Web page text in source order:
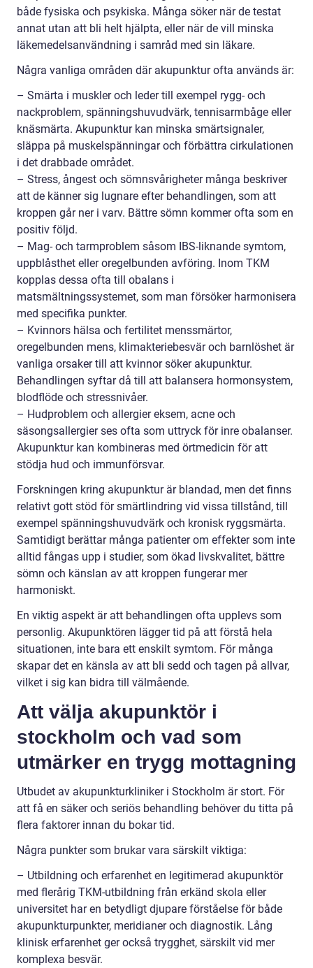
både fysiska och psykiska. Många söker när de testat
annat utan att bli helt hjälpta, eller när de vill minska
läkemedelsanvändning i samråd med sin läkare.
Några vanliga områden där akupunktur ofta används är:
– Smärta i muskler och leder till exempel rygg- och
nackproblem, spänningshuvudvärk, tennisarmbåge eller
knäsmärta. Akupunktur kan minska smärtsignaler,
släppa på muskelspänningar och förbättra cirkulationen
i det drabbade området.
– Stress, ångest och sömnsvårigheter många beskriver
att de känner sig lugnare efter behandlingen, som att
kroppen går ner i varv. Bättre sömn kommer ofta som en
positiv följd.
– Mag- och tarmproblem såsom IBS-liknande symtom,
uppblåsthet eller oregelbunden avföring. Inom TKM
kopplas dessa ofta till obalans i
matsmältningssystemet, som man försöker harmonisera
med specifika punkter.
– Kvinnors hälsa och fertilitet menssmärtor,
oregelbunden mens, klimakteriebesvär och barnlöshet är
vanliga orsaker till att kvinnor söker akupunktur.
Behandlingen syftar då till att balansera hormonsystem,
blodflöde och stressnivåer.
– Hudproblem och allergier eksem, acne och
säsongsallergier ses ofta som uttryck för inre obalanser.
Akupunktur kan kombineras med örtmedicin för att
stödja hud och immunförsvar.
Forskningen kring akupunktur är blandad, men det finns
relativt gott stöd för smärtlindring vid vissa tillstånd, till
exempel spänningshuvudvärk och kronisk ryggsmärta.
Samtidigt berättar många patienter om effekter som inte
alltid fångas upp i studier, som ökad livskvalitet, bättre
sömn och känslan av att kroppen fungerar mer
harmoniskt.
En viktig aspekt är att behandlingen ofta upplevs som
personlig. Akupunktören lägger tid på att förstå hela
situationen, inte bara ett enskilt symtom. För många
skapar det en känsla av att bli sedd och tagen på allvar,
vilket i sig kan bidra till välmående.
Att välja akupunktör i
stockholm och vad som
utmärker en trygg mottagning
Utbudet av akupunkturkliniker i Stockholm är stort. För
att få en säker och seriös behandling behöver du titta på
flera faktorer innan du bokar tid.
Några punkter som brukar vara särskilt viktiga:
– Utbildning och erfarenhet en legitimerad akupunktör
med flerårig TKM-utbildning från erkänd skola eller
universitet har en betydligt djupare förståelse för både
akupunkturpunkter, meridianer och diagnostik. Lång
klinisk erfarenhet ger också trygghet, särskilt vid mer
komplexa besvär.